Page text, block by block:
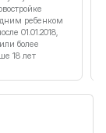
ребенком
01.01.2018,
более
18 лет